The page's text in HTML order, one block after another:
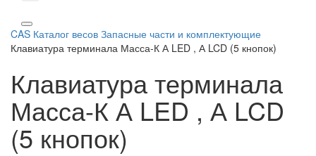
CAS Каталог весов Запасные части и комплектующие
Клавиатура терминала Масса-К А LED , А LCD (5 кнопок)
Клавиатура терминала
Масса-К А LED , А LCD
(5 кнопок)